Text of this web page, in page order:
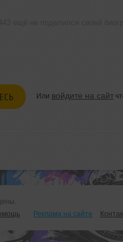
Или войдите на сайт
Реклама на сайте